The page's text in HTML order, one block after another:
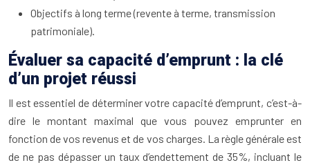
Objectifs à long terme (revente à terme, transmission
patrimoniale).
Évaluer sa capacité d’emprunt : la clé
d’un projet réussi
Il est essentiel de déterminer votre capacité d’emprunt, c’est-à-
dire le montant maximal que vous pouvez emprunter en
fonction de vos revenus et de vos charges. La règle générale est
de ne pas dépasser un taux d’endettement de 35%, incluant le